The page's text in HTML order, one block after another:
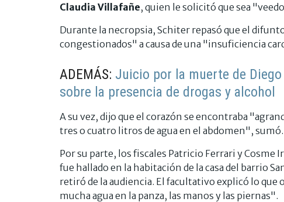
Claudia Villafañe, quien le solicitó que sea
Durante la necropsia, Schiter repasó que el
congestionados" a causa de una "insuficiencia
ADEMÁS: Juicio por la muerte de
sobre la presencia de drogas y alcohol
A su vez, dijo que el corazón se encontraba
tres o cuatro litros de agua en el abdomen", sumó.
Por su parte, los fiscales Patricio Ferrari y
fue hallado en la habitación de la casa del barrio
retiró de la audiencia. El facultativo explicó lo que
mucha agua en la panza, las manos y las piernas".